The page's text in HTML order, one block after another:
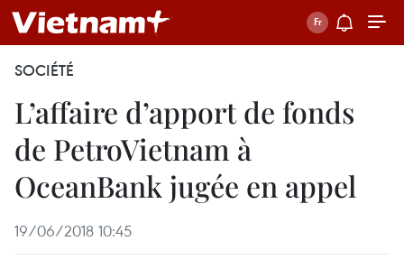
SOCIÉTÉ
L’affaire d’apport de fonds
de PetroVietnam à
OceanBank jugée en appel
19/06/2018 10:45